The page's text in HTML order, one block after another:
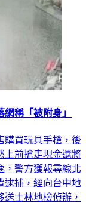
稱「被附身」
購買玩具手槍，後
上前搶走現金還將
，警方獲報尋線北
逮捕，經向台中地
士林地檢偵辦，